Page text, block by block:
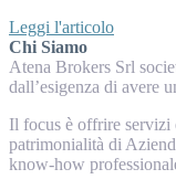
Leggi l'articolo
Chi Siamo
Atena Brokers Srl
dall’esigenza di avere
Il focus è offrire servizi
patrimonialità di
know-how